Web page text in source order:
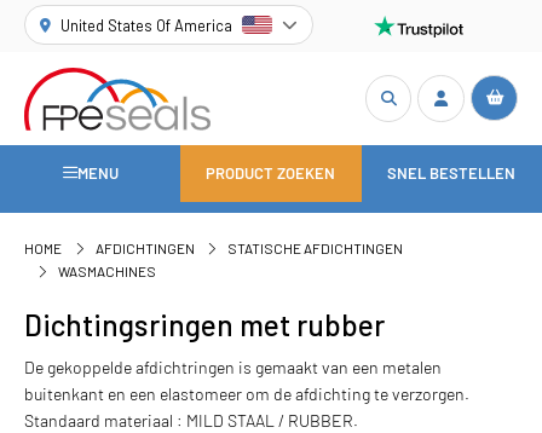
United States Of America
MENU PRODUCT ZOEKEN SNEL BESTELLEN
HOME AFDICHTINGEN
STATISCHE AFDICHTINGEN
WASMACHINES
Dichtingsringen met rubber
De gekoppelde afdichtringen is gemaakt van een metalen
buitenkant en een elastomeer om de afdichting te verzorgen.
Standaard materiaal : MILD STAAL / RUBBER.